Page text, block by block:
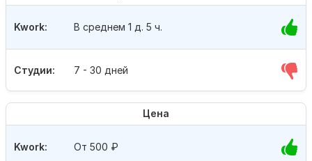
Студии: 7 - 30 дней
Kwork: В среднем 1 д. 5 ч.
Цена
Kwork: От 500 ₽